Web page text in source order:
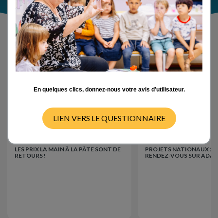
Actualités
LES PRIX LA MAIN À LA PÂTE SONT DE
RETOURS !
PROJETS NATIONAUX
RENDEZ-VOUS SUR
En quelques clics, donnez-nous votre avis d'utilisateur.
LIEN VERS LE QUESTIONNAIRE